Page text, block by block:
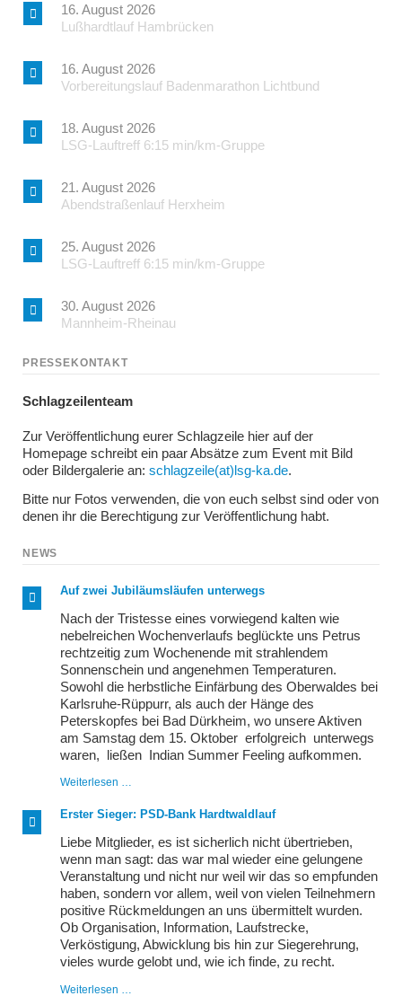
16. August 2026
Lußhardtlauf Hambrücken
16. August 2026
Vorbereitungslauf Badenmarathon Lichtbund
18. August 2026
LSG-Lauftreff 6:15 min/km-Gruppe
21. August 2026
Abendstraßenlauf Herxheim
25. August 2026
LSG-Lauftreff 6:15 min/km-Gruppe
30. August 2026
Mannheim-Rheinau
PRESSEKONTAKT
Schlagzeilenteam
Zur Veröffentlichung eurer Schlagzeile hier auf der
Homepage schreibt ein paar Absätze zum Event mit Bild
oder Bildergalerie an: schlagzeile(at)lsg-ka.de.
Bitte nur Fotos verwenden, die von euch selbst sind oder von
denen ihr die Berechtigung zur Veröffentlichung habt.
NEWS
Auf zwei Jubiläumsläufen unterwegs
Nach der Tristesse eines vorwiegend kalten wie
nebelreichen Wochenverlaufs beglückte uns Petrus
rechtzeitig zum Wochenende mit strahlendem
Sonnenschein und angenehmen Temperaturen.
Sowohl die herbstliche Einfärbung des Oberwaldes bei
Karlsruhe-Rüppurr, als auch der Hänge des
Peterskopfes bei Bad Dürkheim, wo unsere Aktiven
am Samstag dem 15. Oktober erfolgreich unterwegs
waren, ließen Indian Summer Feeling aufkommen.
Weiterlesen …
Jubiläumsläufen
unterwegs
Erster Sieger: PSD-Bank Hardtwaldlauf
Liebe Mitglieder, es ist sicherlich nicht übertrieben,
wenn man sagt: das war mal wieder eine gelungene
Veranstaltung und nicht nur weil wir das so empfunden
haben, sondern vor allem, weil von vielen Teilnehmern
positive Rückmeldungen an uns übermittelt wurden.
Ob Organisation, Information, Laufstrecke,
Verköstigung, Abwicklung bis hin zur Siegerehrung,
vieles wurde gelobt und, wie ich finde, zu recht.
Weiterlesen …